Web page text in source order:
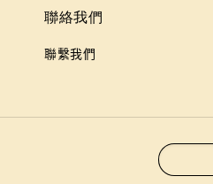
聯絡我們
聯繫我們